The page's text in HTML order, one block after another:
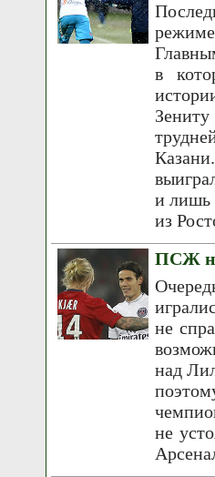
в
и лишь
из
ПСЖ
не
над
не